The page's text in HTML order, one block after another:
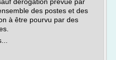
des postes et des
à être pourvu par des